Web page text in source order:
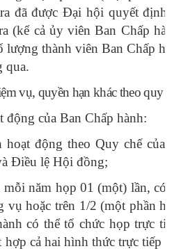
đã được Đại hội quyết
(kể cả ủyviên Ban Chấp
lượng thành viên Ban Chấp
qua.
vụ, quyền hạn khác theo
động của Ban Chấp hành:
hoạt động theo Quy chế của
Điều lệ Hội đồng;
mỗi năm họp 01 (một) lần,
vụ hoặc trên 1/2 (một phần
có thể tổ chức họp trực
cả hai hình thức trực tiếp